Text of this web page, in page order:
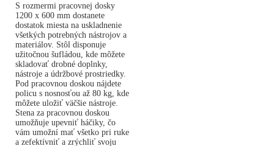
S rozmermi pracovnej dosky
1200 x 600 mm dostanete
dostatok miesta na uskladnenie
všetkých potrebných nástrojov a
materiálov. Stôl disponuje
užitočnou šufládou, kde môžete
skladovať drobné doplnky,
nástroje a údržbové prostriedky.
Pod pracovnou doskou nájdete
policu s nosnosťou až 80 kg, kde
môžete uložiť väčšie nástroje.
Stena za pracovnou doskou
umožňuje upevniť háčiky, čo
vám umožní mať všetko pri ruke
a zefektívniť a zrýchliť svoju